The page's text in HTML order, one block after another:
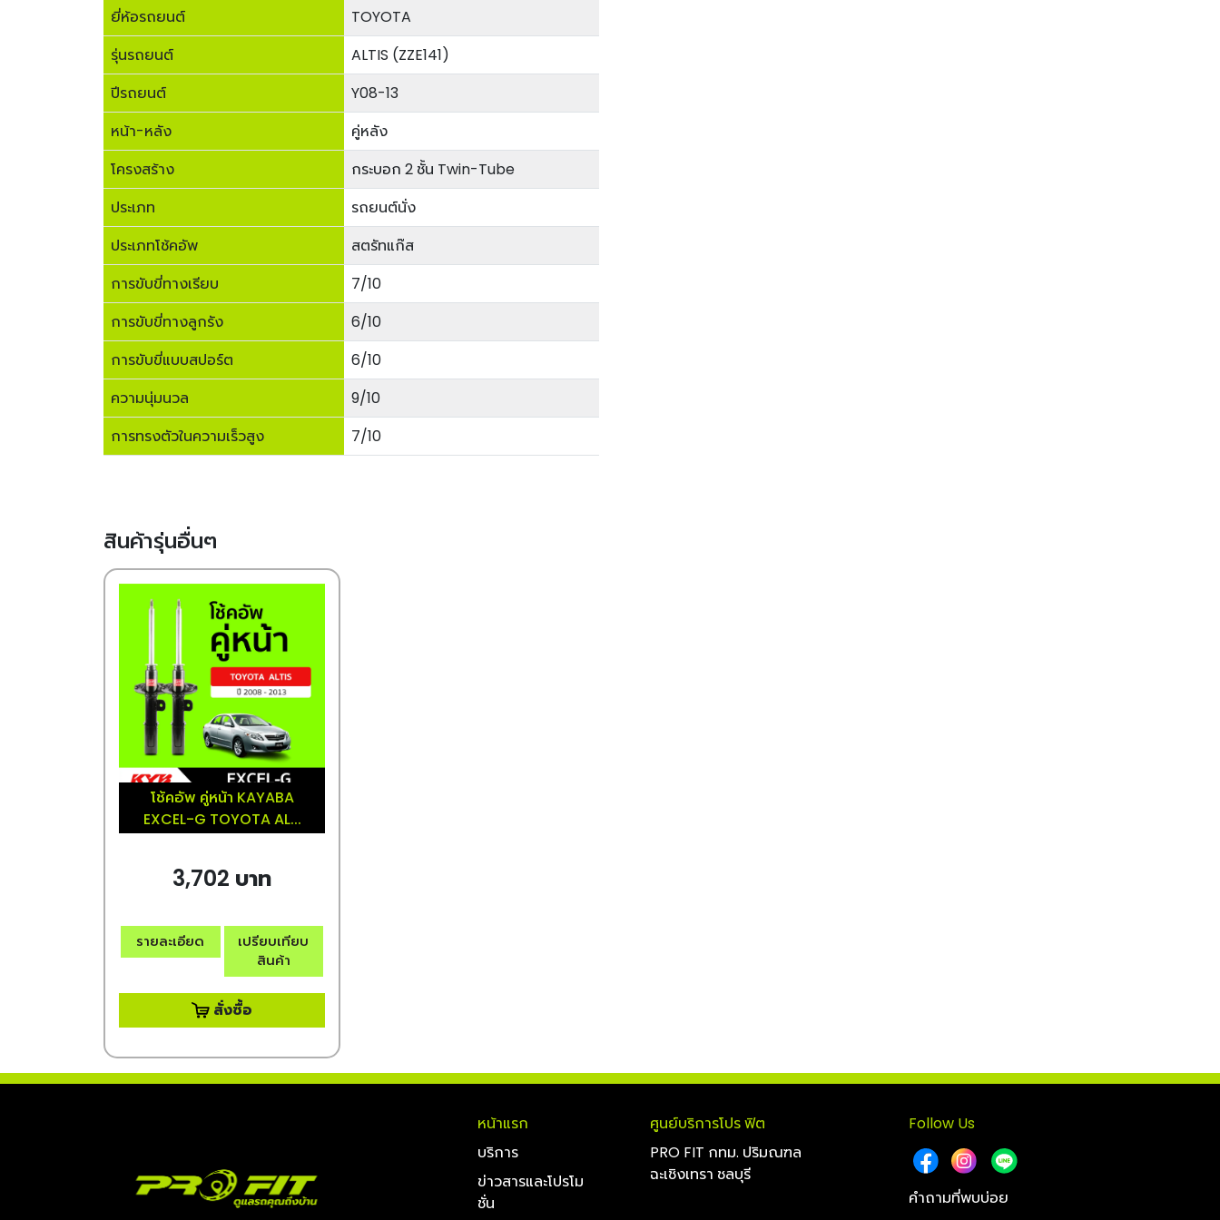
ยี่ห้อรถยนต์
TOYOTA
รุ่นรถยนต์
ALTIS (ZZE141)
ปีรถยนต์
Y08-13
หน้า-หลัง
คู่หลัง
โครงสร้าง
กระบอก 2 ชั้น Twin-Tube
ประเภท
รถยนต์นั่ง
ประเภทโช้คอัพ
สตรัทแก๊ส
การขับขี่ทางเรียบ
7/10
การขับขี่ทางลูกรัง
6/10
การขับขี่แบบสปอร์ต
6/10
ความนุ่มนวล
9/10
การทรงตัวในความเร็วสูง
7/10
สินค้ารุ่นอื่นๆ
โช้คอัพ คู่หน้า KAYABA
EXCEL-G TOYOTA AL...
3,702 บาท
รายละเอียด
เปรียบเทียบ
สินค้า
สั่งซื้อ
หน้าแรก
บริการ
ข่าวสารและโปรโม
ชั่น
ศูนย์บริการโปร ฟิต
PRO FIT กทม. ปริมณฑล
ฉะเชิงเทรา ชลบุรี
Follow Us
คำถามที่พบบ่อย